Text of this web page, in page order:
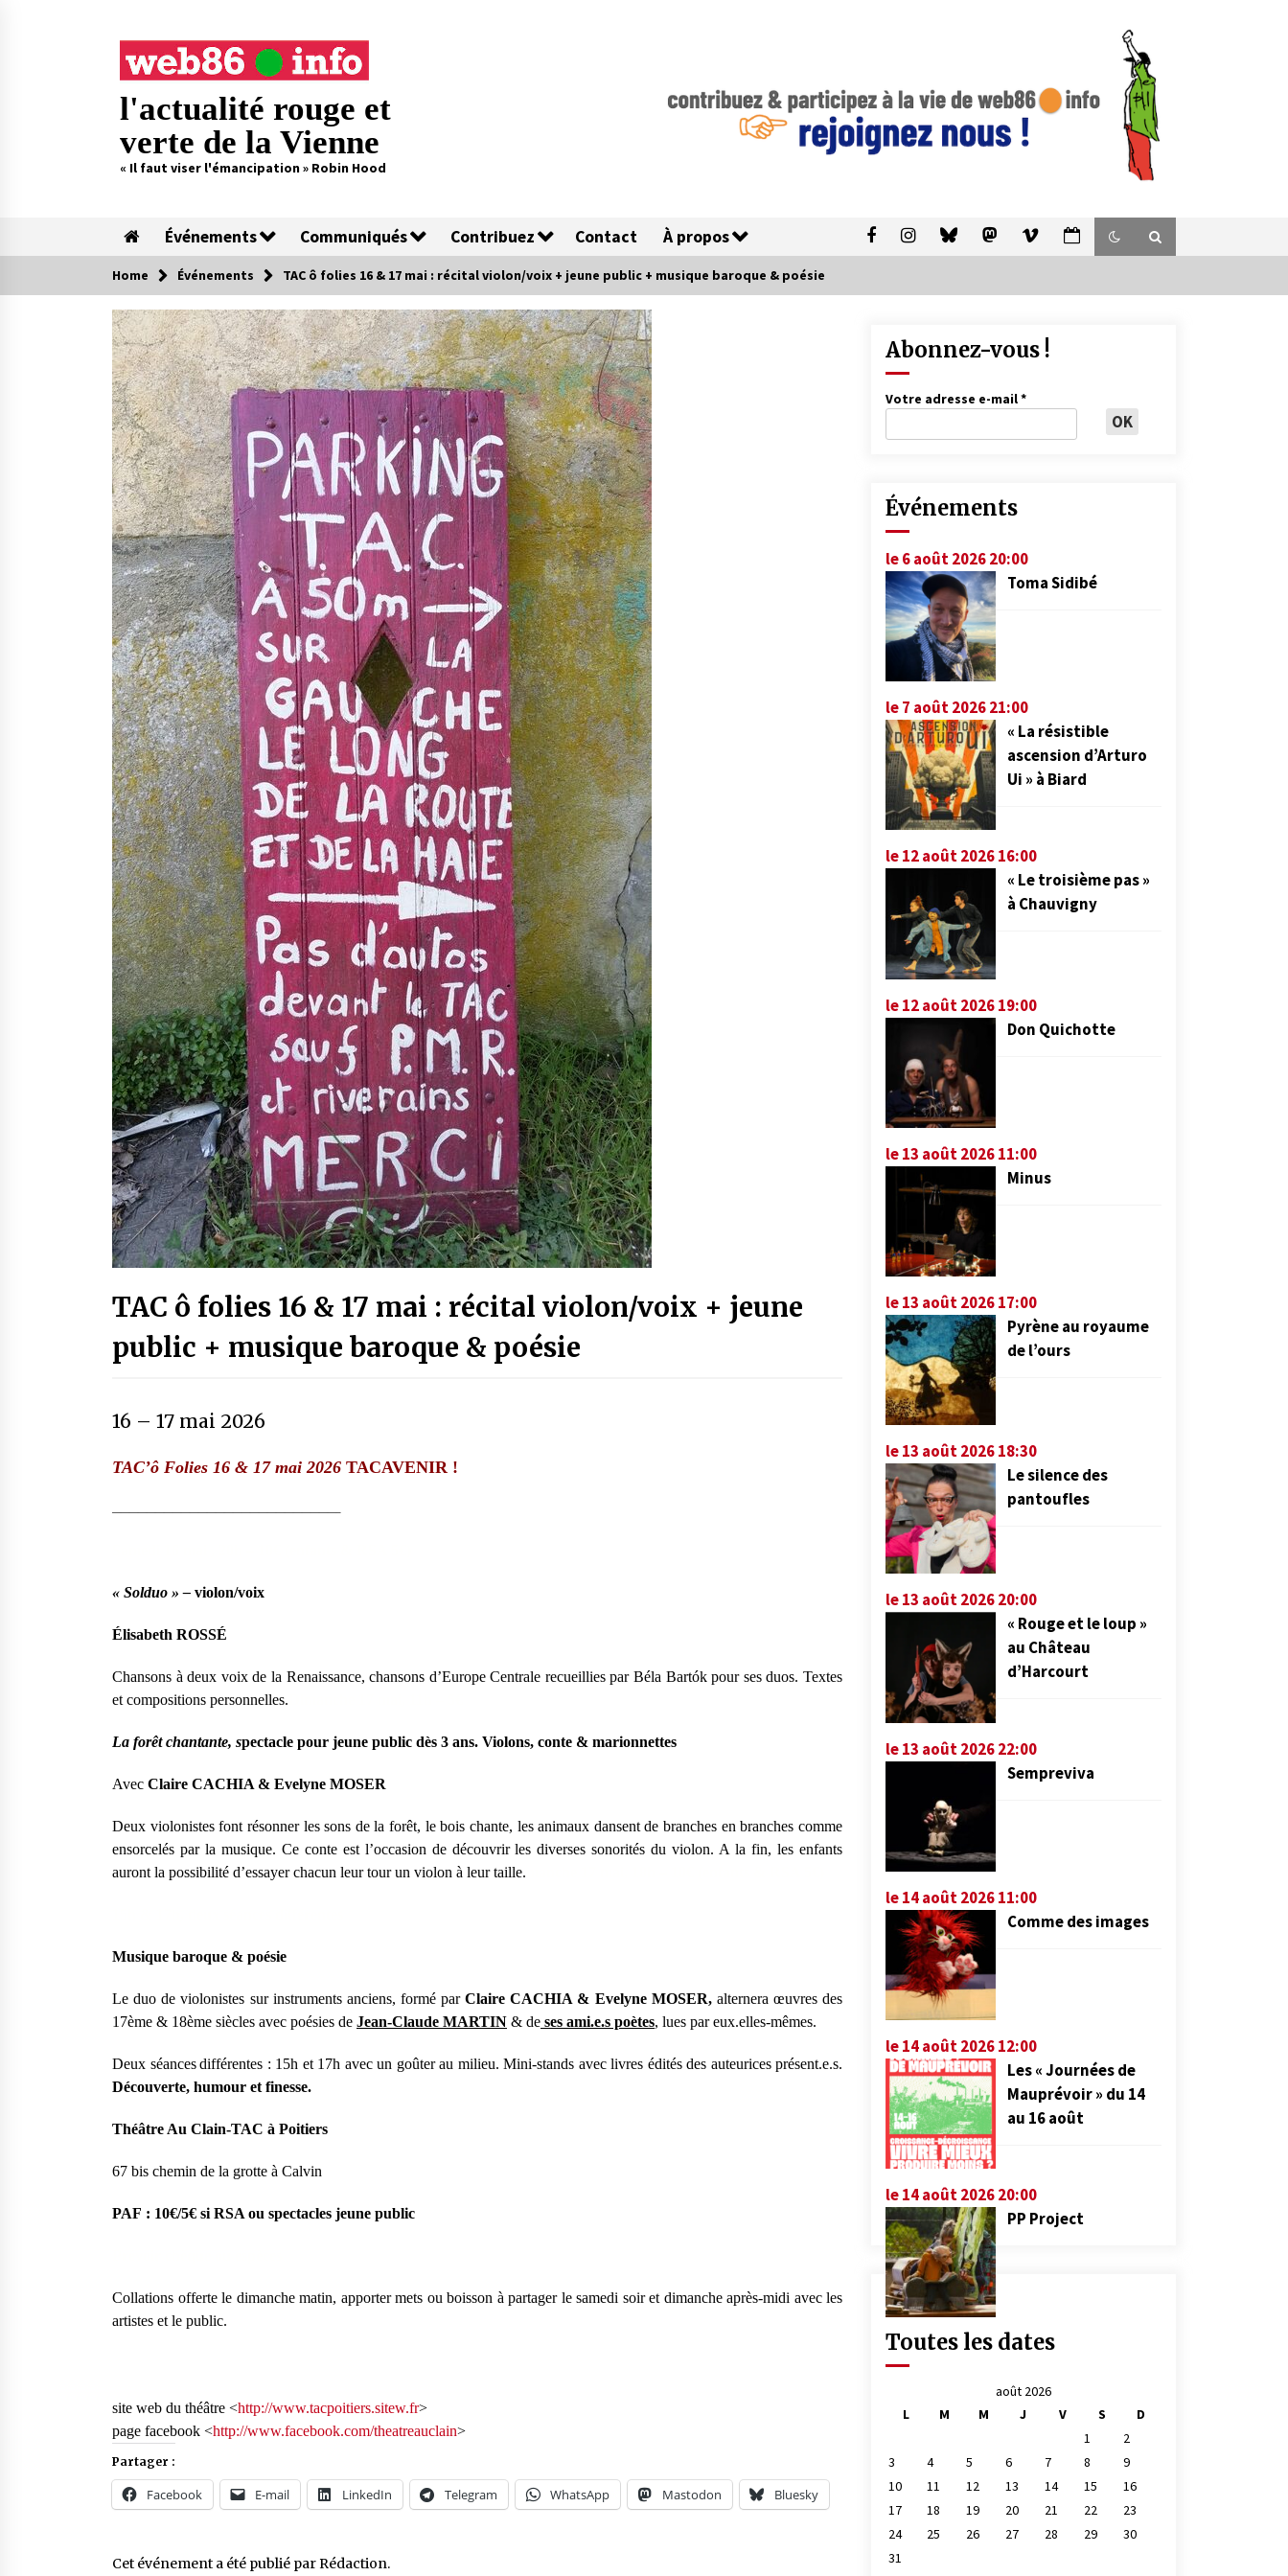
l'actualité rouge et
verte de la Vienne
« Il faut viser l'émancipation » Robin Hood
Événements Communiqués Contribuez Contact À propos
Home Événements TAC ô folies 16 & 17 mai : récital violon/voix + jeune public + musique baroque & poésie
TAC ô folies 16 & 17 mai : récital violon/voix + jeune
public + musique baroque & poésie
16 – 17 mai 2026
TAC’ô Folies 16 & 17 mai 2026 TACAVENIR !
——————————————————————————–
« Solduo »– violon/voix
Élisabeth ROSSÉ
Chansons à deux voix de la Renaissance, chansons d’Europe Centrale recueillies par Béla Bartókpour ses duos. Textes
et compositions personnelles.
La forêt chantante, spectacle pour jeune public dès 3 ans. Violons, conte & marionnettes
Avec Claire CACHIA & Evelyne MOSER
Deux violonistes font résonner les sons de la forêt, le bois chante, les animaux dansent de branches en branches comme
ensorcelés par la musique. Ce conte est l’occasion de découvrir les diverses sonorités du violon. A la fin, les enfants
auront la possibilité d’essayer chacun leur tour un violon à leur taille.
Musique baroque & poésie
Le duo de violonistes sur instruments anciens, formé parClaire CACHIA & Evelyne MOSER, alternera œuvres des
17ème & 18ème siècles avec poésies de Jean-Claude MARTIN & de ses ami.e.s poètes, lues par eux.elles-mêmes.
Deux séances différentes : 15h et 17h avec un goûter au milieu. Mini-stands avec livres édités des auteurices présent.e.s.
Découverte, humour et finesse.
Théâtre Au Clain-TAC à Poitiers
67 bis chemin de la grotte à Calvin
PAF : 10€/5€ si RSA ou spectacles jeune public
Collations offerte le dimanche matin, apporter mets ou boisson à partager le samedi soir et dimanche après-midi avec les
artistes et le public.
site web du théâtre <http://www.tacpoitiers.sitew.fr>
page facebook <http://www.facebook.com/theatreauclain>
Partager :
Facebook E-mail LinkedIn Telegram WhatsApp Mastodon Bluesky
Cet événement a été publié parRédaction.
Abonnez-vous !
Votre adresse e-mail*
Événements
le 6 août 2026 20:00
Toma Sidibé
le 7 août 2026 21:00
« La résistible
ascension d’Arturo
Ui » à Biard
le 12 août 2026 16:00
« Le troisième pas »
à Chauvigny
le 12 août 2026 19:00
Don Quichotte
le 13 août 2026 11:00
Minus
le 13 août 2026 17:00
Pyrène au royaume
de l’ours
le 13 août 2026 18:30
Le silence des
pantoufles
le 13 août 2026 20:00
« Rouge et le loup »
au Château
d’Harcourt
le 13 août 2026 22:00
Sempreviva
le 14 août 2026 11:00
Comme des images
le 14 août 2026 12:00
Les « Journées de
Mauprévoir » du 14
au 16 août
le 14 août 2026 20:00
PP Project
Toutes les dates
août 2026
L
M M J V S
D
1
2
3
4 5 6 7 8
9
10
11 12 13 14 15
16
17
18 19 20 21 22
23
24
25 26 27 28 29
30
31